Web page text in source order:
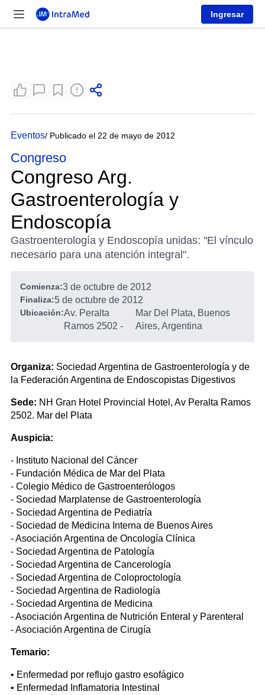
Ingresar
Eventos/ Publicado el 22 de mayo de 2012
Congreso
Congreso Arg.
Gastroenterología y
Endoscopía
Gastroenterología y Endoscopía unidas: "El vínculo
necesario para una atención integral".
Comienza:3 de octubre de 2012
Finaliza:5 de octubre de 2012
Ubicación:Av. Peralta
Ramos 2502 -
Mar Del Plata, Buenos
Aires, Argentina
Organiza: Sociedad Argentina de Gastroenterología y de
la Federación Argentina de Endoscopistas Digestivos
Sede: NH Gran Hotel Provincial Hotel, Av Peralta Ramos
2502. Mar del Plata
Auspicia:
- Instituto Nacional del Cáncer
- Fundación Médica de Mar del Plata
- Colegio Médico de Gastroenterólogos
- Sociedad Marplatense de Gastroenterología
- Sociedad Argentina de Pediatría
- Sociedad de Medicina Interna de Buenos Aires
- Asociación Argentina de Oncología Clínica
- Sociedad Argentina de Patología
- Sociedad Argentina de Cancerología
- Sociedad Argentina de Coloproctología
- Sociedad Argentina de Radiología
- Sociedad Argentina de Medicina
- Asociación Argentina de Nutrición Enteral y Parenteral
- Asociación Argentina de Cirugía
Temario:
• Enfermedad por reflujo gastro esofágico
• Enfermedad Inflamatoria Intestinal